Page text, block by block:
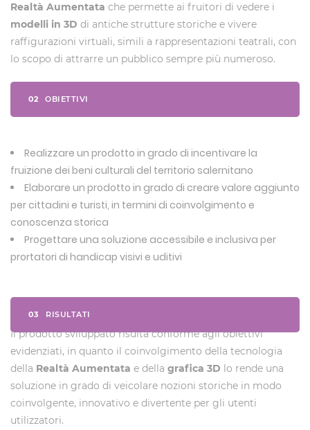
Realtà Aumentata che permette ai fruitori di vedere i
modelli in 3D di antiche strutture storiche e vivere
raffigurazioni virtuali, simili a rappresentazioni teatrali, con
lo scopo di attrarre un pubblico sempre più numeroso.
02 OBIETTIVI
Realizzare un prodotto in grado di incentivare la
fruizione dei beni culturali del territorio salernitano
Elaborare un prodotto in grado di creare valore aggiunto
per cittadini e turisti, in termini di coinvolgimento e
conoscenza storica
Progettare una soluzione accessibile e inclusiva per
prortatori di handicap visivi e uditivi
03 RISULTATI
Il prodotto sviluppato risulta conforme agli obiettivi
evidenziati, in quanto il coinvolgimento della tecnologia
della Realtà Aumentata e della grafica 3D lo rende una
soluzione in grado di veicolare nozioni storiche in modo
coinvolgente, innovativo e divertente per gli utenti
utilizzatori.